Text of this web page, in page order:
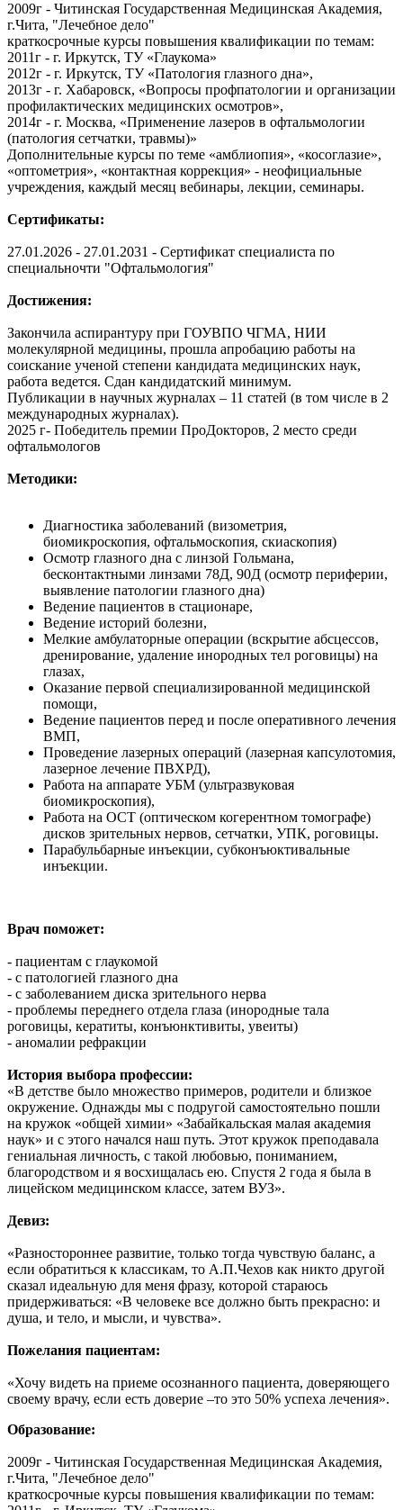
2009г - Читинская Государственная Медицинская Академия,
г.Чита, "Лечебное дело"
краткосрочные курсы повышения квалификации по темам:
2011г - г. Иркутск, ТУ «Глаукома»
2012г - г. Иркутск, ТУ «Патология глазного дна»,
2013г - г. Хабаровск, «Вопросы профпатологии и организации
профилактических медицинских осмотров»,
2014г - г. Москва, «Применение лазеров в офтальмологии
(патология сетчатки, травмы)»
Дополнительные курсы по теме «амблиопия», «косоглазие»,
«оптометрия», «контактная коррекция» - неофициальные
учреждения, каждый месяц вебинары, лекции, семинары.
Сертификаты:
27.01.2026 - 27.01.2031 - Сертификат специалиста по
специальночти "Офтальмология"
Достижения:
Закончила аспирантуру при ГОУВПО ЧГМА, НИИ
молекулярной медицины, прошла апробацию работы на
соискание ученой степени кандидата медицинских наук,
работа ведется. Сдан кандидатский минимум.
Публикации в научных журналах – 11 статей (в том числе в 2
международных журналах).
2025 г- Победитель премии ПроДокторов, 2 место среди
офтальмологов
Методики:
Диагностика заболеваний (визометрия,
биомикроскопия, офтальмоскопия, скиаскопия)
Осмотр глазного дна с линзой Гольмана,
бесконтактными линзами 78Д, 90Д (осмотр периферии,
выявление патологии глазного дна)
Ведение пациентов в стационаре,
Ведение историй болезни,
Мелкие амбулаторные операции (вскрытие абсцессов,
дренирование, удаление инородных тел роговицы) на
глазах,
Оказание первой специализированной медицинской
помощи,
Ведение пациентов перед и после оперативного лечения
ВМП,
Проведение лазерных операций (лазерная капсулотомия,
лазерное лечение ПВХРД),
Работа на аппарате УБМ (ультразвуковая
биомикроскопия),
Работа на ОСТ (оптическом когерентном томографе)
дисков зрительных нервов, сетчатки, УПК, роговицы.
Парабульбарные инъекции, субконъюктивальные
инъекции.
Врач поможет:
- пациентам с глаукомой
- с патологией глазного дна
- с заболеванием диска зрительного нерва
- проблемы переднего отдела глаза (инородные тала
роговицы, кератиты, конъюнктивиты, увеиты)
- аномалии рефракции
История выбора профессии:
«В детстве было множество примеров, родители и близкое
окружение. Однажды мы с подругой самостоятельно пошли
на кружок «общей химии» «Забайкальская малая академия
наук» и с этого начался наш путь. Этот кружок преподавала
гениальная личность, с такой любовью, пониманием,
благородством и я восхищалась ею. Спустя 2 года я была в
лицейском медицинском классе, затем ВУЗ».
Девиз:
«Разностороннее развитие, только тогда чувствую баланс, а
если обратиться к классикам, то А.П.Чехов как никто другой
сказал идеальную для меня фразу, которой стараюсь
придерживаться: «В человеке все должно быть прекрасно: и
душа, и тело, и мысли, и чувства».
Пожелания пациентам:
«Хочу видеть на приеме осознанного пациента, доверяющего
своему врачу, если есть доверие –то это 50% успеха лечения».
Образование:
2009г - Читинская Государственная Медицинская Академия,
г.Чита, "Лечебное дело"
краткосрочные курсы повышения квалификации по темам: